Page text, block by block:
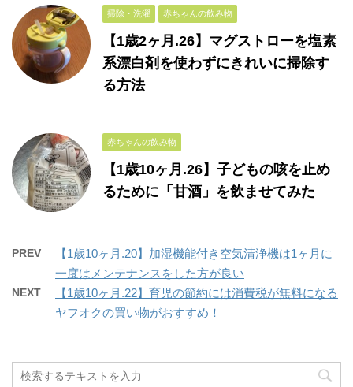
掃除・洗濯 赤ちゃんの飲み物
【1歳2ヶ月.26】マグストローを塩素
系漂白剤を使わずにきれいに掃除す
る方法
赤ちゃんの飲み物
【1歳10ヶ月.26】子どもの咳を止め
るために「甘酒」を飲ませてみた
PREV
【1歳10ヶ月.20】加湿機能付き空気清浄機は1ヶ月に
一度はメンテナンスをした方が良い
NEXT
【1歳10ヶ月.22】育児の節約には消費税が無料になる
ヤフオクの買い物がおすすめ！